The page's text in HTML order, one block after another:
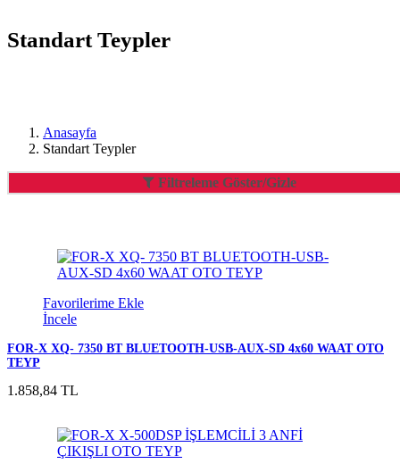
Standart Teypler
Anasayfa
Standart Teypler
Filtreleme Göster/Gizle
Favorilerime Ekle
İncele
FOR-X XQ- 7350 BT BLUETOOTH-USB-AUX-SD 4x60 WAAT OTO
TEYP
1.858,84 TL